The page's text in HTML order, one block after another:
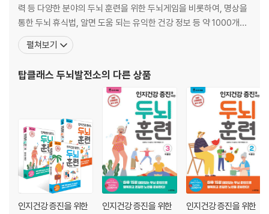
5강 같은 그림 찾기
게임 90~123
알수록 재미있는 건강지혜
력 등 다양한 분야의 두뇌 훈련을 위한 두뇌게임을 비롯하여, 명상을
통한 두뇌 휴식법, 알면 도움 되는 유익한 건강 정보 등 약 1000개의
영상을 업로드하며 활동 중이다. 고령화 시대에 세계적으로 사회적
문제가 되고 있는 치매를 예방하기 위해, 두뇌 훈련 후 두뇌 휴식을 병
할 수 있도록 하고 있다. 6만 명을 바라보는
펼쳐보기
탑클래스 두뇌발전소의 다른 상품
인지건강 증진을 위한
인지건강 증진을 위한
인지건강 증진을 위한